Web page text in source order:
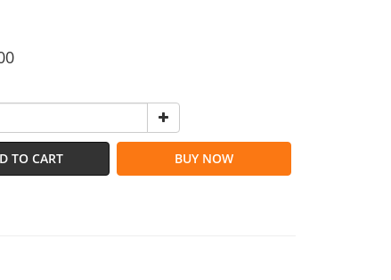
TO CART BUY NOW